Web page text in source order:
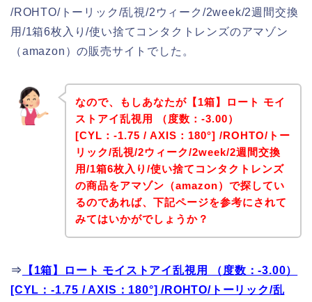
/ROHTO/トーリック/乱視/2ウィーク/2week/2週間交換
用/1箱6枚入り/使い捨てコンタクトレンズのアマゾン
（amazon）の販売サイトでした。
なので、もしあなたが【1箱】ロート モイ
ストアイ乱視用 （度数：-3.00）
[CYL：-1.75 / AXIS：180°] /ROHTO/トー
リック/乱視/2ウィーク/2week/2週間交換
用/1箱6枚入り/使い捨てコンタクトレンズ
の商品をアマゾン（amazon）で探してい
るのであれば、下記ページを参考にされて
みてはいかがでしょうか？
⇒
【1箱】ロート モイストアイ乱視用 （度数：-3.00）
[CYL：-1.75 / AXIS：180°] /ROHTO/トーリック/乱